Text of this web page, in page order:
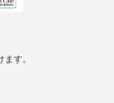
す。